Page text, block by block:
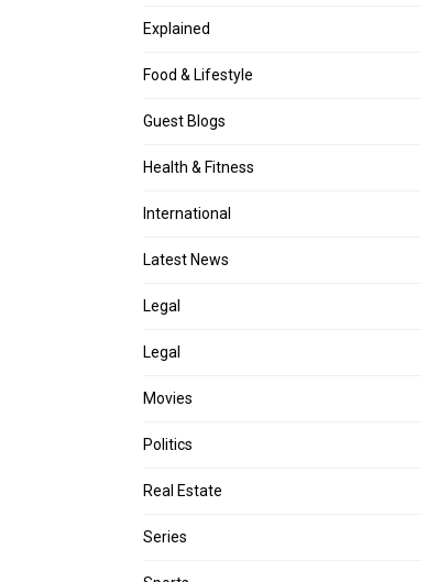
Explained
Food & Lifestyle
Guest Blogs
Health & Fitness
International
Latest News
Legal
Legal
Movies
Politics
Real Estate
Series